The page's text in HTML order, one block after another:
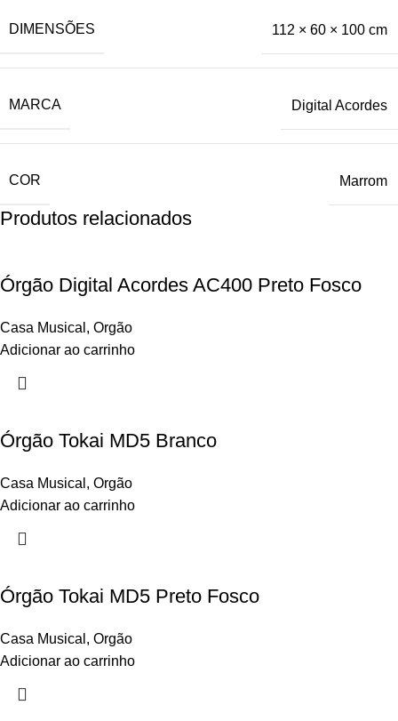
DIMENSÕES 112 × 60 × 100 cm
MARCA Digital Acordes
COR Marrom
Produtos relacionados
Órgão Digital Acordes AC400 Preto Fosco
Casa Musical , Orgão
Adicionar ao carrinho
Órgão Tokai MD5 Branco
Casa Musical , Orgão
Adicionar ao carrinho
Órgão Tokai MD5 Preto Fosco
Casa Musical , Orgão
Adicionar ao carrinho